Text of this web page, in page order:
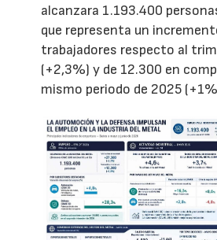
alcanzara 1.193.400
que representa un
trabajadores respecto al
(+2,3%) y de 12.300 en
mismo periodo de 2025